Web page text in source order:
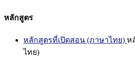
หลักสูตร
หลักสูตรที่เปิดสอน (ภาษาไทย) ห
ไทย)